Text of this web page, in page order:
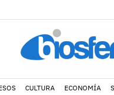
CULTURA ECONOMÍA